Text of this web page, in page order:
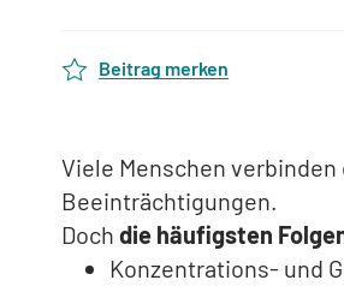
Beitrag merken
Viele Menschen
Beeinträchtigungen.
Doch die häufigsten
Konzentrations- und